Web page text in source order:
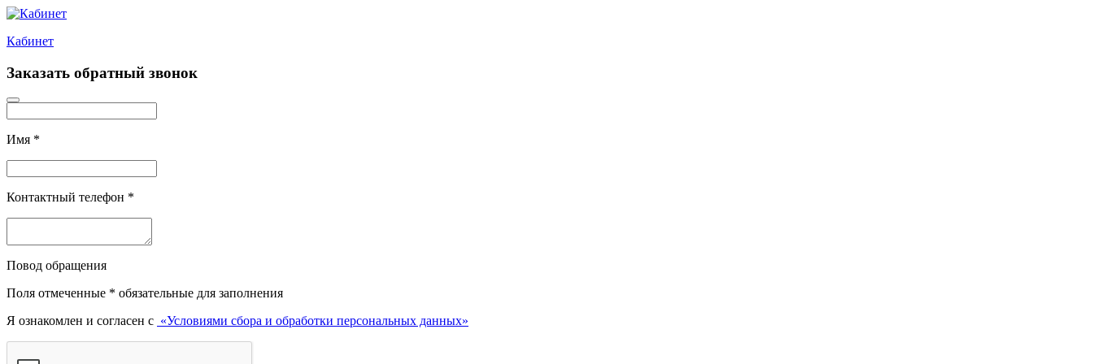
Кабинет
Заказать обратный звонок
Имя *
Контактный телефон *
Повод обращения
Поля отмеченные * обязательные для заполнения
Я ознакомлен и согласен с «Условиями сбора и обработки персональных данных»